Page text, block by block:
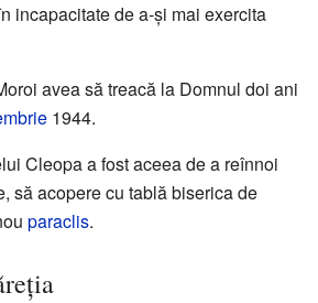
incapacitate de a-și mai exercita
avea să treacă la Domnul doi ani
1944.
Cleopa a fost aceea de a reînnoi
să acopere cu tablă biserica de
paraclis.